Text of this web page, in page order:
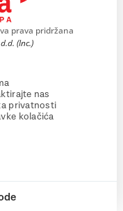
prava pridržana
(Inc.)
nas
privatnosti
kolačića